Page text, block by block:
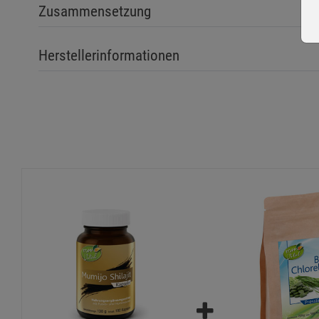
Zusammensetzung
Herstellerinformationen